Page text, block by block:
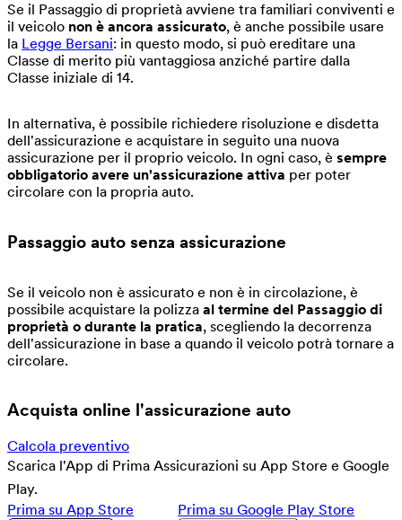
Se il Passaggio di proprietà avviene tra familiari conviventi e
il veicolo non è ancora assicurato, è anche possibile usare
la Legge Bersani: in questo modo, si può ereditare una
Classe di merito più vantaggiosa anziché partire dalla
Classe iniziale di 14.
In alternativa, è possibile richiedere risoluzione e disdetta
dell'assicurazione e acquistare in seguito una nuova
assicurazione per il proprio veicolo. In ogni caso, è sempre
obbligatorio avere un'assicurazione attiva per poter
circolare con la propria auto.
Passaggio auto senza assicurazione
Se il veicolo non è assicurato e non è in circolazione, è
possibile acquistare la polizza al termine del Passaggio di
proprietà o durante la pratica, scegliendo la decorrenza
dell'assicurazione in base a quando il veicolo potrà tornare a
circolare.
Acquista online l'assicurazione auto
Calcola preventivo
Scarica l'App di Prima Assicurazioni su App Store e Google
Play.
Prima su App Store
Prima su Google Play Store